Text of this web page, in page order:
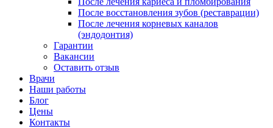
После восстановления зубов (реставрации)
После лечения корневых каналов
(эндодонтия)
Гарантии
Вакансии
Оставить отзыв
Врачи
Наши работы
Блог
Цены
Контакты